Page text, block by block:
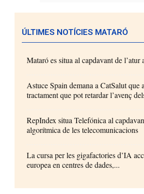
ÚLTIMES NOTÍCIES MATARÓ
Mataró es situa al capdavant de l’atur
Astuce Spain demana a CatSalut que
tractament que pot retardar l’avenç
RepIndex situa Telefónica al
algorítmica de les telecomunicacions
La cursa per les gigafactories d’IA
europea en centres de dades,...